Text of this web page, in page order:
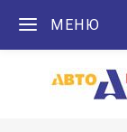
МЕНЮ